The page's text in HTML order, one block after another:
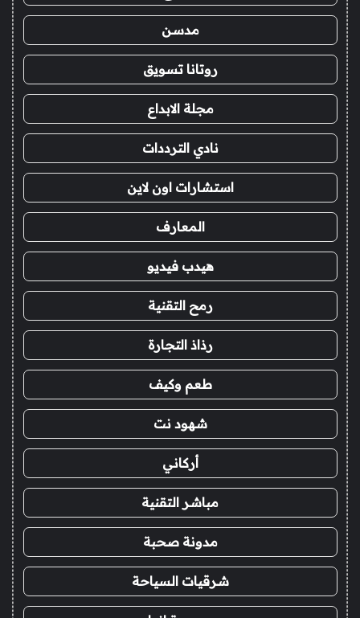
مدسن
روتانا تسويق
مجلة الابداع
نادي الترددات
استشارات اون لاين
المعارف
هيدب فيديو
رمح التقنية
رذاذ التجارة
طعم وكيف
شهود نت
أركاني
مباشر التقنية
مدونة صحبة
شرقيات السياحة